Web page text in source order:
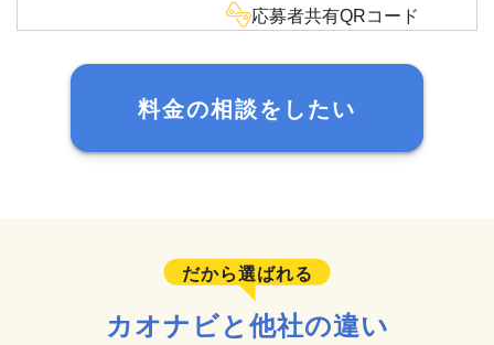
応募者共有QRコード
料金の相談をしたい
だから選ばれる
カオナビと他社の違い